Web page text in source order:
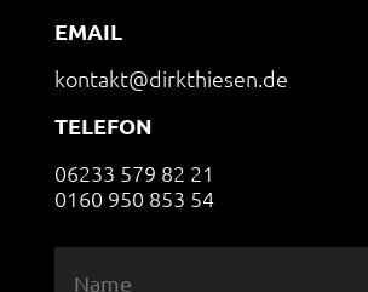
EMAIL
kontakt@dirkthiesen.de
TELEFON
06233 579 82 21
0160 950 853 54